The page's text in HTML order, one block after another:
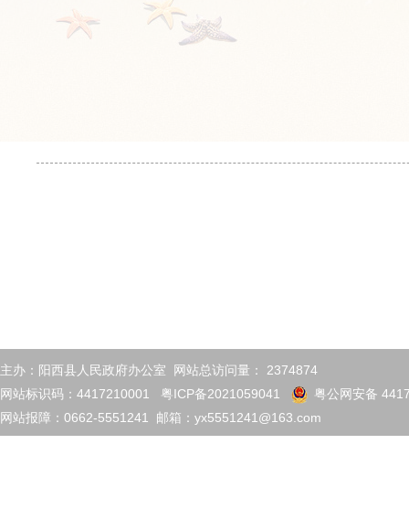
主办：阳西县人民政府办公室 网站总访问量： 2374874
网站标识码：4417210001 粤ICP备2021059041
粤公网安备
网站报障：0662-5551241 邮箱：yx5551241@163.com